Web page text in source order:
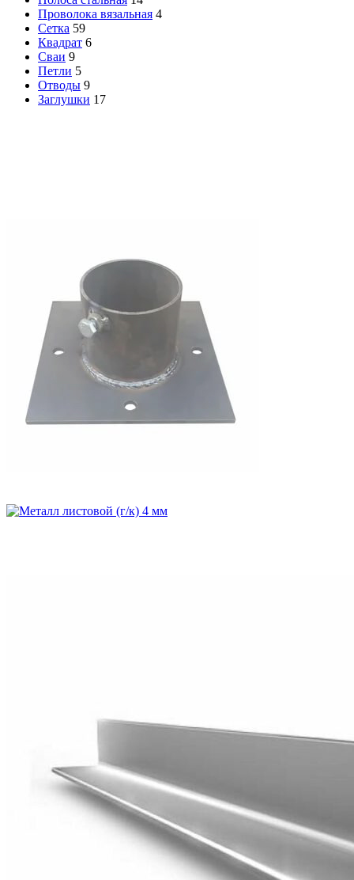
Проволока вязальная 4
Сетка 59
Квадрат 6
Сваи 9
Петли 5
Отводы 9
Заглушки 17